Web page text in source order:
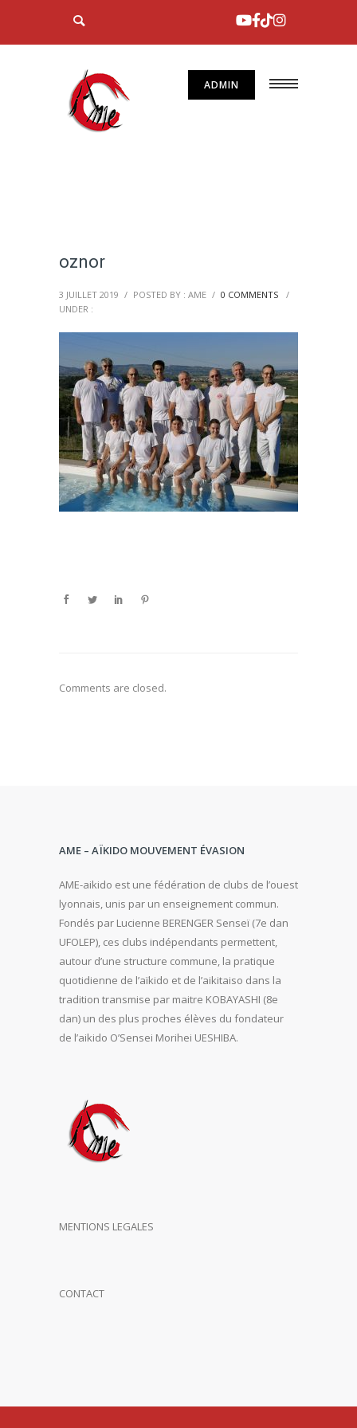
ADMIN
oznor
3 JUILLET 2019 / POSTED BY : AME / 0 COMMENTS
/
UNDER :
Comments are closed.
AME – AÏKIDO MOUVEMENT ÉVASION
AME-aikido est une fédération de clubs de l’ouest
lyonnais, unis par un enseignement commun.
Fondés par Lucienne BERENGER Senseï (7e dan
UFOLEP), ces clubs indépendants permettent,
autour d’une structure commune, la pratique
quotidienne de l’aïkido et de l’aikitaiso dans la
tradition transmise par maitre KOBAYASHI (8e
dan) un des plus proches élèves du fondateur
de l’aikido O’Sensei Morihei UESHIBA.
MENTIONS LEGALES
CONTACT